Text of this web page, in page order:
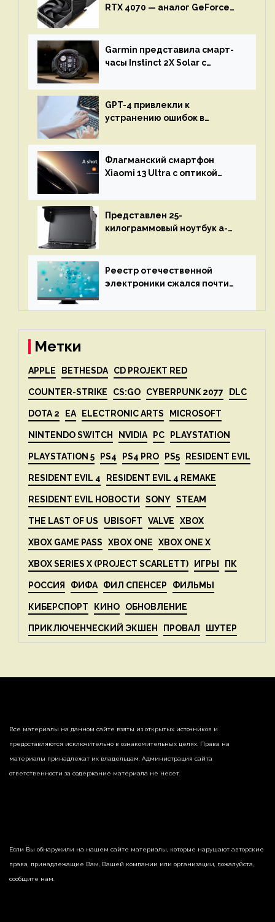
RTX 4070 — аналог GeForce
Garmin представила смарт-
часы Instinct 2X Solar с
GPT-4 привлекли к
устранению ошибок в
остановится до полного
восстановления кода и
объяснит, что пошло не так
Флагманский смартфон
Xiaomi 13 Ultra с оптикой
представят 18 апреля
Представлен 25-
килограммовый ноутбук a-
до 3 Тбайт DDR5 и шесть
дисплеев
Реестр отечественной
электроники сжался почти
Метки
APPLE BETHESDA CD PROJEKT RED
COUNTER-STRIKE CS:GO CYBERPUNK 2077 DLC
DOTA 2 EA ELECTRONIC ARTS MICROSOFT
NINTENDO SWITCH NVIDIA PC PLAYSTATION
PLAYSTATION 5 PS4 PS4 PRO PS5 RESIDENT EVIL
RESIDENT EVIL 4 RESIDENT EVIL 4 REMAKE
RESIDENT EVIL НОВОСТИ SONY STEAM
THE LAST OF US UBISOFT VALVE XBOX
XBOX GAME PASS XBOX ONE XBOX ONE X
XBOX SERIES X (PROJECT SCARLETT) ИГРЫ ПК
РОССИЯ ФИФА ФИЛ СПЕНСЕР ФИЛЬМЫ
КИБЕРСПОРТ КИНО ОБНОВЛЕНИЕ
ПРИКЛЮЧЕНЧЕСКИЙ ЭКШЕН ПРОВАЛ ШУТЕР
Все материалы на данном сайте взяты из открытых источников и
предоставляются исключительно в ознакомительных целях. Права на
материалы принадлежат их владельцам. Администрация сайта
ответственности за содержание материала не несет.
Если Вы обнаружили на нашем сайте материалы, которые нарушают авторские
права, принадлежащие Вам, Вашей компании или организации, пожалуйста,
сообщите нам.